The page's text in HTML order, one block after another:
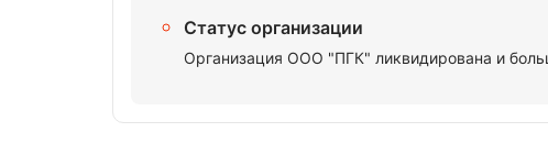
Статус организации
Организация ООО "ПГК" ликвидирована и